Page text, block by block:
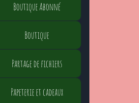
Boutique Abonné
Boutique
Partage de fichiers
Papeterie et cadeaux